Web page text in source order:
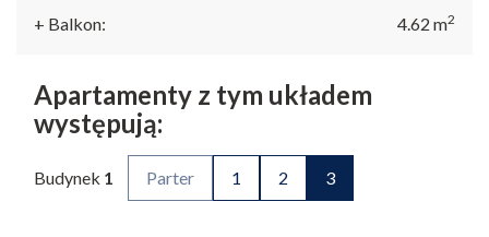
+ Balkon: 4.62 m2
Apartamenty z tym układem
występują:
Budynek 1 Parter 1 2 3